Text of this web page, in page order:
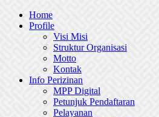
Home
Profile
Visi Misi
Struktur Organisasi
Motto
Kontak
Info Perizinan
MPP Digital
Petunjuk Pendaftaran
Pelayanan